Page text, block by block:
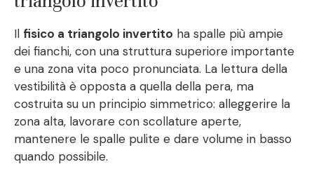
Il fisico a triangolo invertito ha spalle più ampie
dei fianchi, con una struttura superiore importante
e una zona vita poco pronunciata. La lettura della
vestibilità è opposta a quella della pera, ma
costruita su un principio simmetrico: alleggerire la
zona alta, lavorare con scollature aperte,
mantenere le spalle pulite e dare volume in basso
quando possibile.